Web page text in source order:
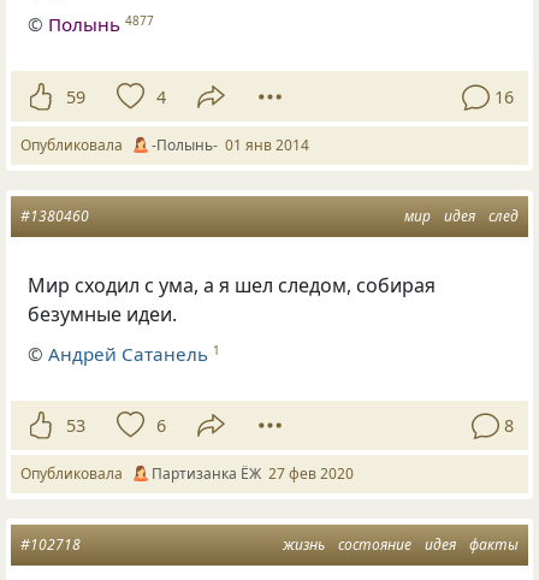
© Полынь 4877
59 4 16
Опубликовала -Полынь- 01 янв 2014
мир идея след
#1380460
Мир сходил с ума, а я шел следом, собирая
безумные идеи.
©Андрей Сатанель 1
53 6 8
Опубликовала Партизанка ЁЖ 27 фев 2020
жизнь состояние идея факты
#102718